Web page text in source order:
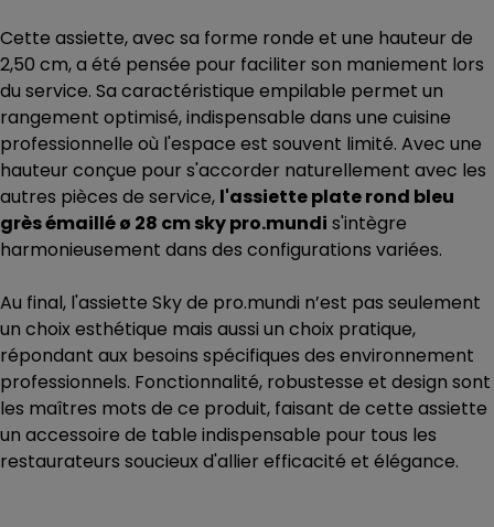
Cette assiette, avec sa forme ronde et une hauteur de
2,50 cm, a été pensée pour faciliter son maniement lors
du service. Sa caractéristique empilable permet un
rangement optimisé, indispensable dans une cuisine
professionnelle où l'espace est souvent limité. Avec une
hauteur conçue pour s'accorder naturellement avec les
autres pièces de service, l'assiette plate rond bleu
grès émaillé ø 28 cm sky pro.mundi s'intègre
harmonieusement dans des configurations variées.
Au final, l'assiette Sky de pro.mundi n’est pas seulement
un choix esthétique mais aussi un choix pratique,
répondant aux besoins spécifiques des environnement
professionnels. Fonctionnalité, robustesse et design sont
les maîtres mots de ce produit, faisant de cette assiette
un accessoire de table indispensable pour tous les
restaurateurs soucieux d'allier efficacité et élégance.